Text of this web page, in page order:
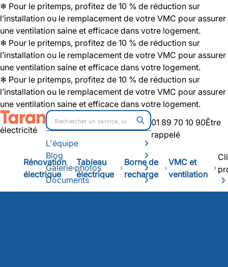
❄ Pour le pritemps, profitez de 10 % de réduction sur
l’installation ou le remplacement de votre VMC pour assurer
une ventilation saine et efficace dans votre logement.
❄ Pour le pritemps, profitez de 10 % de réduction sur
l’installation ou le remplacement de votre VMC pour assurer
une ventilation saine et efficace dans votre logement.
❄ Pour le pritemps, profitez de 10 % de réduction sur
l’installation ou le remplacement de votre VMC pour assurer
une ventilation saine et efficace dans votre logement.
électricité
L'équipe
Blog
Galerie photos
Documents
01 89 70 10 90Être
rappelé
Rénovation
électrique
Tableau
électrique
Borne de
recharge
VMC et
ventilation